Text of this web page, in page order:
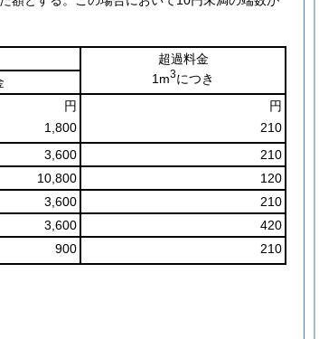
超過料金
1m3につき
円
円
1,800
210
3,600
210
10,800
120
3,600
210
3,600
420
900 210